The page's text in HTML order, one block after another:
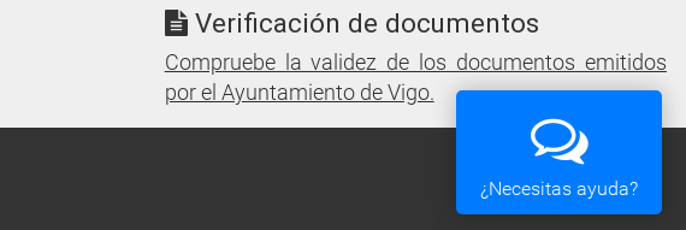
Verificación de documentos
Compruebe la validez de los documentos emitidos
por el Ayuntamiento de Vigo.
¿Necesitas ayuda?